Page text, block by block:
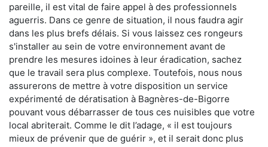
pareille, il est vital de faire appel à des professionnels
aguerris. Dans ce genre de situation, il nous faudra agir
dans les plus brefs délais. Si vous laissez ces rongeurs
s'installer au sein de votre environnement avant de
prendre les mesures idoines à leur éradication, sachez
que le travail sera plus complexe. Toutefois, nous nous
assurerons de mettre à votre disposition un service
expérimenté de dératisation à Bagnères-de-Bigorre
pouvant vous débarrasser de tous ces nuisibles que votre
local abriterait. Comme le dit l’adage, « il est toujours
mieux de prévenir que de guérir », et il serait donc plus